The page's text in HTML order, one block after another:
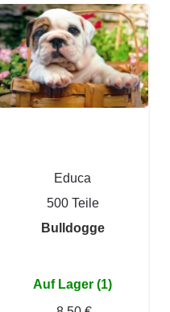
Educa
500 Teile
Bulldogge
Auf Lager (1)